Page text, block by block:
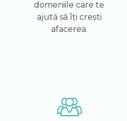
domeniile care te
ajută să îți crești
afacerea.